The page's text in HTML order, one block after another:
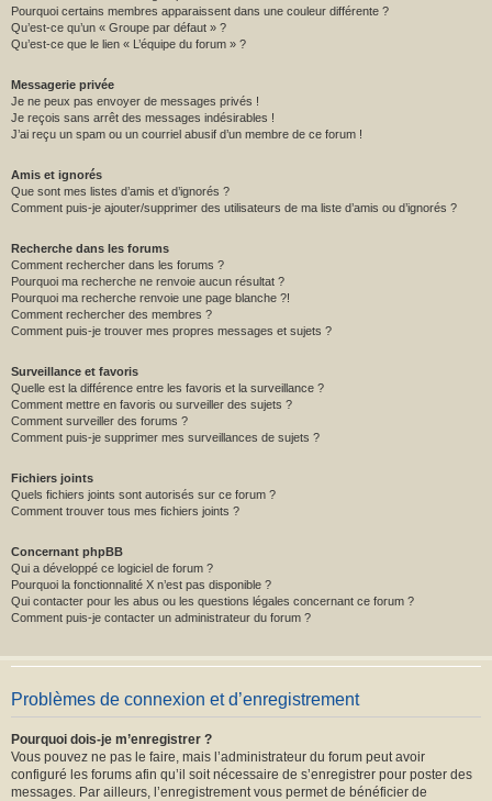
Pourquoi certains membres apparaissent dans une couleur différente ?
Qu’est-ce qu’un « Groupe par défaut » ?
Qu’est-ce que le lien « L’équipe du forum » ?
Messagerie privée
Je ne peux pas envoyer de messages privés !
Je reçois sans arrêt des messages indésirables !
J’ai reçu un spam ou un courriel abusif d’un membre de ce forum !
Amis et ignorés
Que sont mes listes d’amis et d’ignorés ?
Comment puis-je ajouter/supprimer des utilisateurs de ma liste d’amis ou d’ignorés ?
Recherche dans les forums
Comment rechercher dans les forums ?
Pourquoi ma recherche ne renvoie aucun résultat ?
Pourquoi ma recherche renvoie une page blanche ?!
Comment rechercher des membres ?
Comment puis-je trouver mes propres messages et sujets ?
Surveillance et favoris
Quelle est la différence entre les favoris et la surveillance ?
Comment mettre en favoris ou surveiller des sujets ?
Comment surveiller des forums ?
Comment puis-je supprimer mes surveillances de sujets ?
Fichiers joints
Quels fichiers joints sont autorisés sur ce forum ?
Comment trouver tous mes fichiers joints ?
Concernant phpBB
Qui a développé ce logiciel de forum ?
Pourquoi la fonctionnalité X n’est pas disponible ?
Qui contacter pour les abus ou les questions légales concernant ce forum ?
Comment puis-je contacter un administrateur du forum ?
Problèmes de connexion et d’enregistrement
Pourquoi dois-je m’enregistrer ?
Vous pouvez ne pas le faire, mais l’administrateur du forum peut avoir
configuré les forums afin qu’il soit nécessaire de s’enregistrer pour poster des
messages. Par ailleurs, l’enregistrement vous permet de bénéficier de